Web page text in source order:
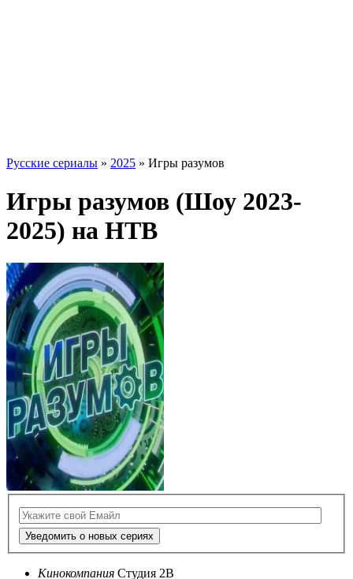
Русские сериалы » 2025 » Игры разумов
Игры разумов (Шоу 2023-
2025) на НТВ
Уведомить о новых сериях
Кинокомпания Студия 2В